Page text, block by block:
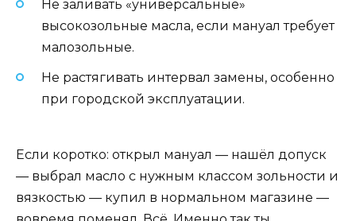
Не заливать «универсальные»
высокозольные масла, если мануал требует
малозольные.
Не растягивать интервал замены, особенно
при городской эксплуатации.
Если коротко: открыл мануал — нашёл допуск
— выбрал масло с нужным классом зольности и
вязкостью — купил в нормальном магазине —